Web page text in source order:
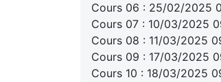
Cours 06 : 25/02/2025
Cours 07 : 10/03/2025
Cours 08 : 11/03/2025
Cours 09 : 17/03/2025
Cours 10 : 18/03/2025